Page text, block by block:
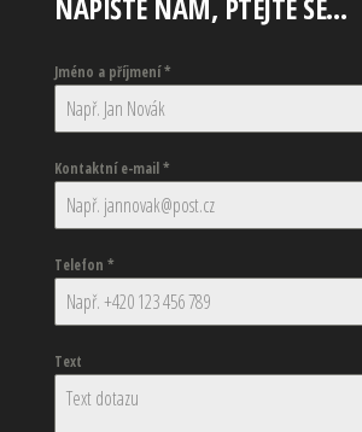
NAPIŠTE NÁM, PTEJTE SE…
Jméno a příjmení*
Kontaktní e-mail*
Telefon *
Text